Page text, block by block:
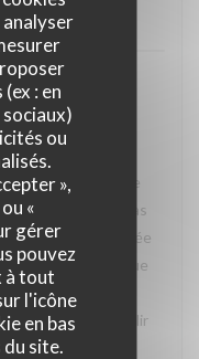
: en
sociaux)
ou
»,
«
gérer
pouvez
à tout
l'icône
en bas
du site.
Qualité / Prix
ravis d'avoir les
à cet avis
sommes ravis que
La Closerie des Lilas
l’attention portée
cuisine. Savoir que
de votre repas
de vous accueillir